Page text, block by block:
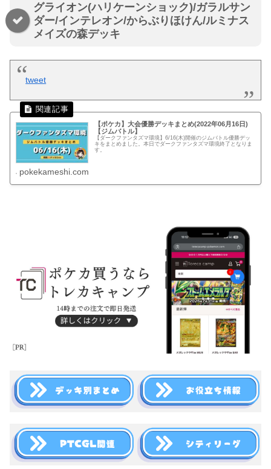
グライオン(ハリケーンショック)/ガラルサン
ダー/インテレオン/からぶりほけん/ルミナス
メイズの森デッキ
tweet
【ポケカ】大会優勝デッキまとめ(2022年06月16日)
【ジムバトル】
【ダークファンタズマ環境】6/16(木)開催のジムバトル優勝デッ
キをまとめました。本日でダークファンタズマ環境終了となりま
す。
pokekameshi.com